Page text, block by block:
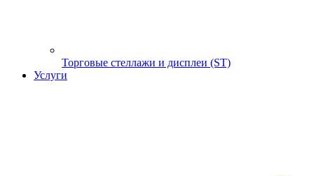
Торговые стеллажи и дисплеи (ST)
Услуги